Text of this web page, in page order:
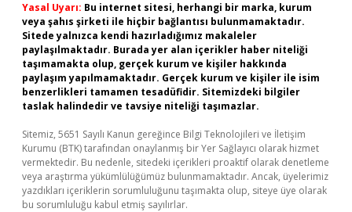
Yasal Uyarı: Bu internet sitesi, herhangi bir marka, kurum
veya şahıs şirketi ile hiçbir bağlantısı bulunmamaktadır.
Sitede yalnızca kendi hazırladığımız makaleler
paylaşılmaktadır. Burada yer alan içerikler haber niteliği
taşımamakta olup, gerçek kurum ve kişiler hakkında
paylaşım yapılmamaktadır. Gerçek kurum ve kişiler ile isim
benzerlikleri tamamen tesadüfidir. Sitemizdeki bilgiler
taslak halindedir ve tavsiye niteliği taşımazlar.
Sitemiz, 5651 Sayılı Kanun gereğince Bilgi Teknolojileri ve İletişim
Kurumu (BTK) tarafından onaylanmış bir Yer Sağlayıcı olarak hizmet
vermektedir. Bu nedenle, sitedeki içerikleri proaktif olarak denetleme
veya araştırma yükümlülüğümüz bulunmamaktadır. Ancak, üyelerimiz
yazdıkları içeriklerin sorumluluğunu taşımakta olup, siteye üye olarak
bu sorumluluğu kabul etmiş sayılırlar.